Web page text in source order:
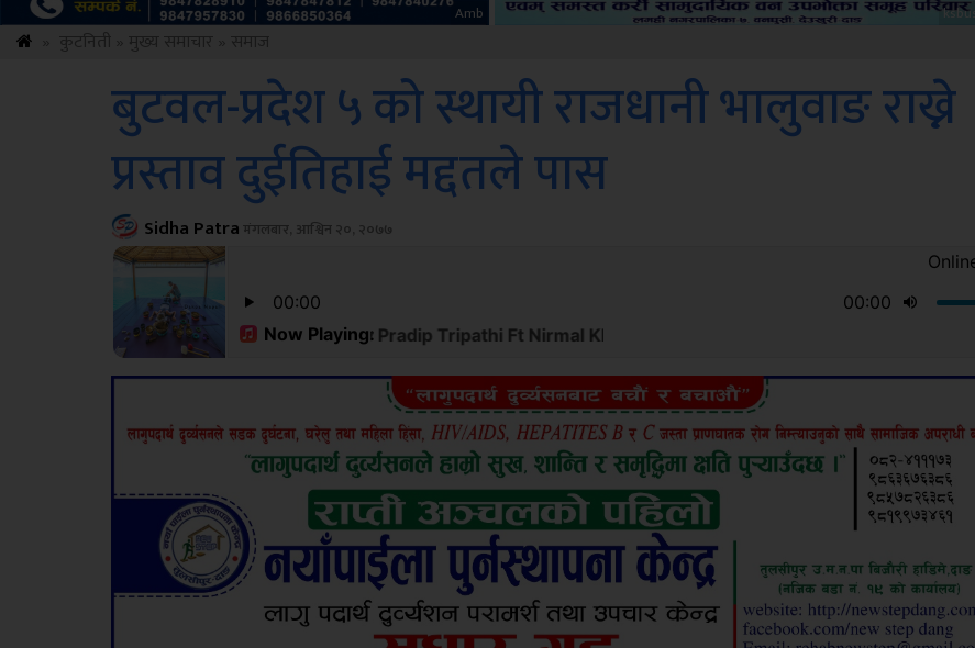
ksbus Sdc
बुटवल-प्रदेश ५ को स्थायी राजधानी भालुवाङ राख्ने
प्रस्ताव दुईतिहाई मद्दतले पास
Sidha Patraमंगलबार, आश्विन २०, २०७७